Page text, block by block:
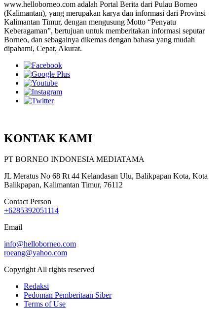
www.helloborneo.com adalah Portal Berita dari Pulau Borneo
(Kalimantan), yang merupakan karya dan informasi dari Provinsi
Kalimantan Timur, dengan mengusung Motto “Penyatu
Keberagaman”, bertujuan untuk memberitakan informasi seputar
Borneo, dan sebagainya dikemas dengan bahasa yang mudah
dipahami, Cepat, Akurat.
KONTAK KAMI
PT BORNEO INDONESIA MEDIATAMA
JL Meratus No 68 Rt 44 Kelandasan Ulu, Balikpapan Kota, Kota
Balikpapan, Kalimantan Timur, 76112
Contact Person
+6285392051114
Email
info@helloborneo.com
roeang@yahoo.com
Copyright All rights reserved
Redaksi
Pedoman Pemberitaan Siber
Terms of Use